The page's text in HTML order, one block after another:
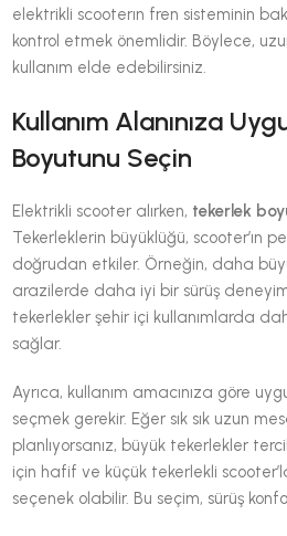
elektrikli scooterın fren sisteminin
kontrol etmek önemlidir. Böylece,
kullanım elde edebilirsiniz.
Kullanım Alanınıza
Boyutunu Seçin
Elektrikli scooter alırken, tekerlek
Tekerleklerin büyüklüğü, scooter’ın
doğrudan etkiler. Örneğin, daha
arazilerde daha iyi bir sürüş
tekerlekler şehir içi kullanımlarda
sağlar.
Ayrıca, kullanım amacınıza göre
seçmek gerekir. Eğer sık sık uzun
planlıyorsanız, büyük tekerlekler
için hafif ve küçük tekerlekli
seçenek olabilir. Bu seçim, sürüş